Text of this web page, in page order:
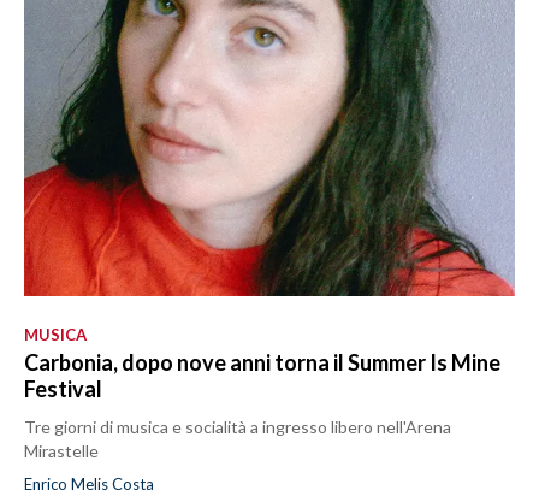
MUSICA
Carbonia, dopo nove anni torna il Summer Is Mine
Festival
Tre giorni di musica e socialità a ingresso libero nell'Arena
Mirastelle
Enrico Melis Costa